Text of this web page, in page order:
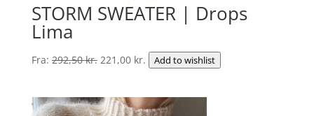
STORM SWEATER | Drops
Lima
Fra:292,50kr. Den
var:
221,00 kr.Den
er:
Add to wishlist